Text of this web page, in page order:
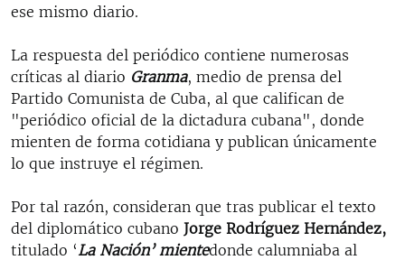
ese mismo diario.
La respuesta del periódico contiene numerosas
críticas al diario Granma, medio de prensa del
Partido Comunista de Cuba, al que califican de
"periódico oficial de la dictadura cubana", donde
mienten de forma cotidiana y publican únicamente
lo que instruye el régimen.
Por tal razón, consideran que tras publicar el texto
del diplomático cubano Jorge Rodríguez Hernández,
titulado ‘La Nación’ miente​donde calumniaba al